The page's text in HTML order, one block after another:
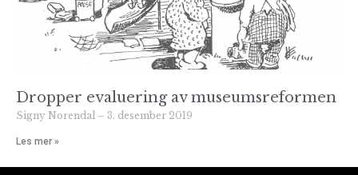
Dropper evaluering av museumsreformen
Signy Norendal 3. desember 2019
Les mer »